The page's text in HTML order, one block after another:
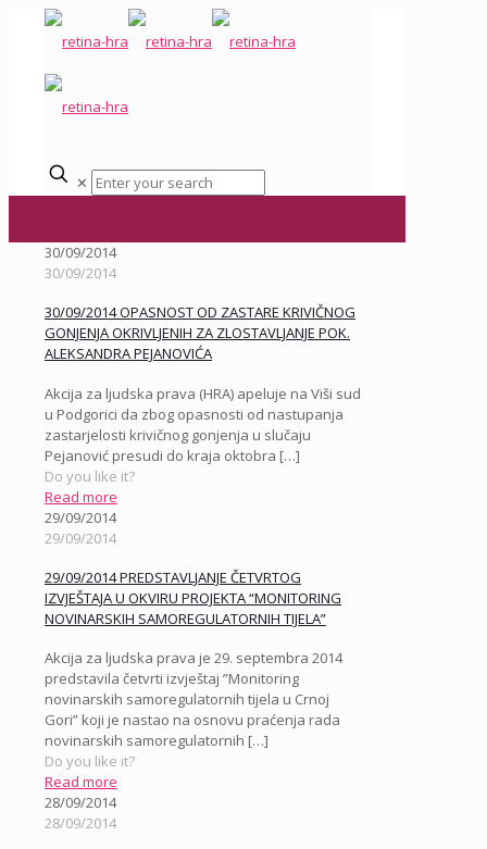
✕
30/09/2014
30/09/2014
30/09/2014 OPASNOST OD ZASTARE KRIVIČNOG
GONJENJA OKRIVLJENIH ZA ZLOSTAVLJANJE POK.
ALEKSANDRA PEJANOVIĆA
Akcija za ljudska prava (HRA) apeluje na Viši sud
u Podgorici da zbog opasnosti od nastupanja
zastarjelosti krivičnog gonjenja u slučaju
Pejanović presudi do kraja oktobra […]
Do you like it?
Read more
29/09/2014
29/09/2014
29/09/2014 PREDSTAVLJANJE ČETVRTOG
IZVJEŠTAJA U OKVIRU PROJEKTA “MONITORING
NOVINARSKIH SAMOREGULATORNIH TIJELA”
Akcija za ljudska prava je 29. septembra 2014
predstavila četvrti izvještaj ”Monitoring
novinarskih samoregulatornih tijela u Crnoj
Gori” koji je nastao na osnovu praćenja rada
novinarskih samoregulatornih […]
Do you like it?
Read more
28/09/2014
28/09/2014